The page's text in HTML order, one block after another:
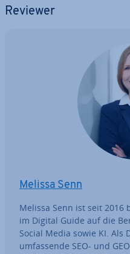
Reviewer
Melissa Senn
Melissa Senn ist seit 2016
im Digital Guide auf die
Social Media sowie KI.
um­fas­sen­de SEO- und